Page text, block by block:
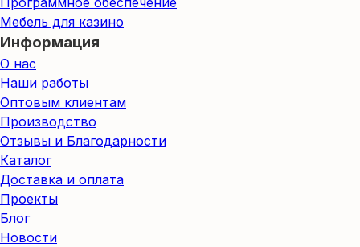
Мебель для казино
Информация
О нас
Наши работы
Оптовым клиентам
Производство
Отзывы и Благодарности
Каталог
Доставка и оплата
Проекты
Блог
Новости